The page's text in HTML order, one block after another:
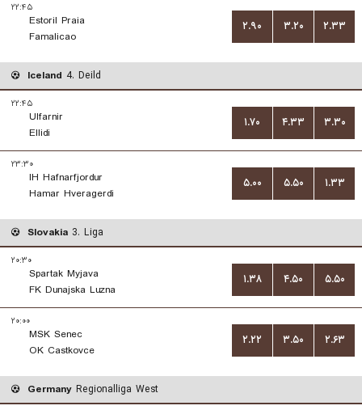
۲۲:۴۵
Estoril Praia
Famalicao
۲.۹۰ ۳.۲۰ ۲.۳۳
Iceland 4. Deild
۲۲:۴۵
Ulfarnir
Ellidi
۱.۷۰ ۴.۳۳ ۳.۳۰
۲۳:۳۰
IH Hafnarfjordur
Hamar Hveragerdi
۵.۰۰ ۵.۵۰ ۱.۳۳
Slovakia 3. Liga
۲۰:۳۰
Spartak Myjava
FK Dunajska Luzna
۱.۳۸ ۴.۵۰ ۵.۵۰
۲۰:۰۰
MSK Senec
OK Castkovce
۲.۲۲ ۳.۵۰ ۲.۶۳
Germany Regionalliga West